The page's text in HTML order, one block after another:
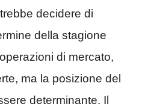
decidere di
della stagione
di mercato,
ma la posizione del
determinante. Il